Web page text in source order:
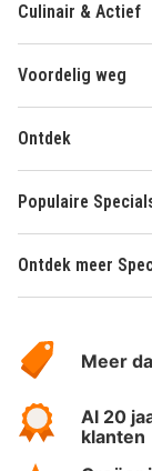
Culinair & Actief
Voordelig weg
Ontdek
Populaire
Ontdek meer
HotelSpecials
Meer
Al 20
klanten